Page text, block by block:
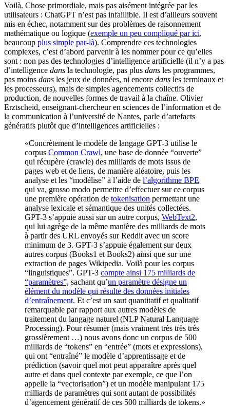
Voilà. Chose primordiale, mais pas aisément intégrée par les
utilisateurs : ChatGPT n’est pas infaillible. Il est d’ailleurs souvent
mis en échec, notamment sur des problèmes de raisonnement
mathématique ou logique (exemple un peu compliqué par ici,
beaucoup plus simple par-là). Comprendre ces technologies
complexes, c’est d’abord parvenir à les nommer pour ce qu’elles
sont : non pas des technologies d’intelligence artificielle (il n’y a pas
d’intelligence dans la technologie, pas plus dans les programmes,
pas moins dans les jeux de données, ni encore dans les terminaux et
les processeurs), mais de simples agencements collectifs de
production, de nouvelles formes de travail à la chaîne. Olivier
Erztscheid, enseignant-chercheur en sciences de l’information et de
la communication à l’université de Nantes, parle d’artefacts
génératifs plutôt que d’intelligences artificielles :
«Concrètement le modèle de langage GPT-3 utilise le
corpus Common Crawl, une base de donnée “ouverte”
qui récupère (crawle) des milliards de mots issus de
pages web et de liens, de manière aléatoire, puis les
analyse et les “modélise” à l’aide de l’algorithme BPE
qui va, grosso modo permettre d’effectuer sur ce corpus
une première opération de tokenisation permettant une
analyse lexicale et sémantique des unités collectées.
GPT-3 s’appuie aussi sur un autre corpus, WebText2,
qui lui agrège de la même manière des milliards de mots
à partir des URL envoyés sur Reddit avec un score
minimum de 3. GPT-3 s’appuie également sur deux
autres corpus (Books1 et Books2) ainsi que sur une
extraction de pages Wikipedia. Voilà pour les corpus
“linguistiques”. GPT-3 compte ainsi 175 milliards de
“paramètres”, sachant qu’un paramètre désigne un
élément du modèle qui résulte des données initiales
d’entraînement. Et c’est un saut quantitatif et qualitatif
remarquable par rapport aux autres modèles de
traitement du langage naturel (NLP Natural Language
Processing). Pour résumer (mais vraiment très très très
grossièrement …) nous avons donc un corpus de 500
milliards de “tokens” en “entrée” (mots et expressions),
qui ont “entraîné” le modèle d’apprentissage et de
prédiction (savoir quel mot peut apparaître après quel
autre et dans quel contexte par exemple, ce que l’on
appelle la “vectorisation”) et un modèle manipulant 175
milliards de paramètres qui sont autant de possibilités
d’agencement génératif de ces 500 milliards de tokens.»